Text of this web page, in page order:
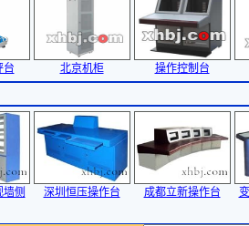
台 北京机柜
操作控制台
墙侧
深圳恒压操作台 成都立新操作台